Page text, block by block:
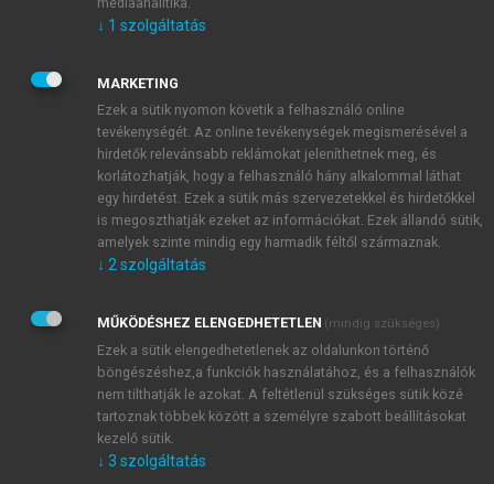
JELSZÓ
JELSZÓ ÚJRA
Kérek értesítést a MeRSZ újdonságairól, akcióiról.
Kérek értesítést az Akadémiai Kiadó Zrt. újdonságairól,
Adatkezelési tájékoztatóbanfoglaltakat tudomásul
veszem és elfogadom.
Általános vásárlási feltételeket, valamint a szotar.netés a
mersz.huoldalak licencszerződéseiben foglaltakat
tudomásul veszem és elfogadom.
KIPRÓBÁLOM
↓ 1 szolgáltatás
MARKETING
Ezek a sütik nyomon követik a felhasználó online
tevékenységét. Az online tevékenységek megismerésével a
hirdetők relevánsabb reklámokat jeleníthetnek meg, és
korlátozhatják, hogy a felhasználó hány alkalommal láthat
egy hirdetést. Ezek a sütik más szervezetekkel és hirdetőkkel
is megoszthatják ezeket az információkat. Ezek állandó sütik,
amelyek szinte mindig egy harmadik féltől származnak.
↓ 2 szolgáltatás
MŰKÖDÉSHEZ ELENGEDHETETLEN (mindig szükséges)
Ezek a sütik elengedhetetlenek az oldalunkon történő
böngészéshez,a funkciók használatához, és a felhasználók
nem tilthatják le azokat. A feltétlenül szükséges sütik közé
tartoznak többek között a személyre szabott beállításokat
kezelő sütik.
↓ 3 szolgáltatás